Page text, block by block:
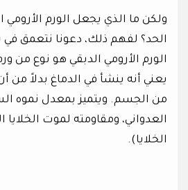
ولكن ما الذي يجعل الورم الأرومي
الحد؟ لفهم ذلك، دعونا نتعمق في
الورم الأرومي الدبقي هو نوع من
يعني أنه ينشأ في الدماغ بدلاً من
من الجسم. ويتميز بمعدل نموه
العدواني، ومقاومته لموت
الخلايا).